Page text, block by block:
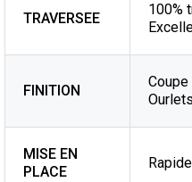
TRAVERSEE
100%
FINITION
Ourlets
MISE EN
PLACE